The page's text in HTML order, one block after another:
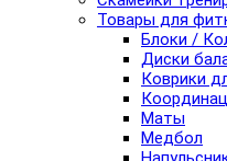
Товары для
Блоки /
Диски
Коврики
Маты
Медбол